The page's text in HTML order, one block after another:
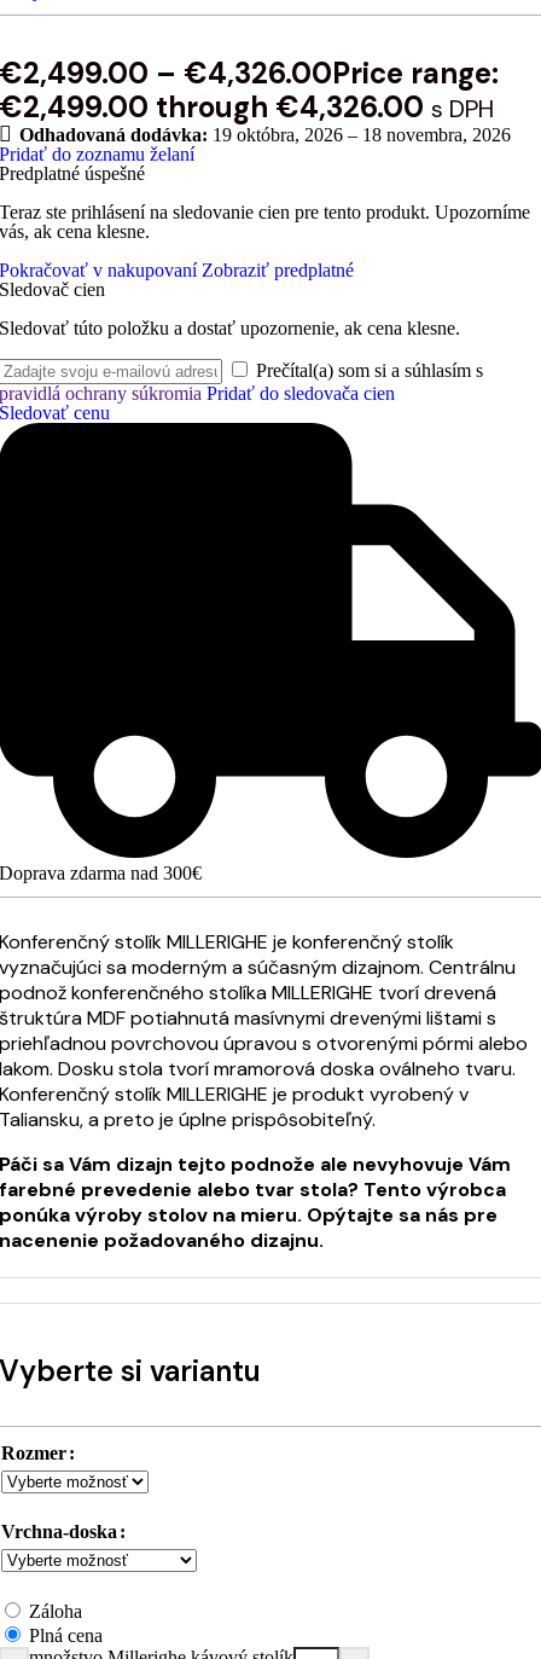
€2,499.00 – €4,326.00Price range:
€2,499.00 through €4,326.00 s DPH
Odhadovaná dodávka: 19 októbra, 2026 – 18 novembra, 2026
Pridať do zoznamu želaní
Predplatné úspešné
Teraz ste prihlásení na sledovanie cien pre tento produkt. Upozorníme
vás, ak cena klesne.
Pokračovať v nakupovaní Zobraziť predplatné
Sledovač cien
Sledovať túto položku a dostať upozornenie, ak cena klesne.
Prečítal(a) som si a súhlasím s
pravidlá ochrany súkromia Pridať do sledovača cien
Sledovať cenu
Doprava zdarma nad 300€
Konferenčný stolík MILLERIGHE je konferenčný stolík
vyznačujúci sa moderným a súčasným dizajnom. Centrálnu
podnož konferenčného stolíka MILLERIGHE tvorí drevená
štruktúra MDF potiahnutá masívnymi drevenými lištami s
priehľadnou povrchovou úpravou s otvorenými pórmi alebo
lakom. Dosku stola tvorí mramorová doska oválneho tvaru.
Konferenčný stolík MILLERIGHE je produkt vyrobený v
Taliansku, a preto je úplne prispôsobiteľný.
Páči sa Vám dizajn tejto podnože ale nevyhovuje Vám
farebné prevedenie alebo tvar stola? Tento výrobca
ponúka výroby stolov na mieru. Opýtajte sa nás pre
nacenenie požadovaného dizajnu.
Vyberte si variantu
Rozmer
Vrchna-doska
Záloha
Plná cena